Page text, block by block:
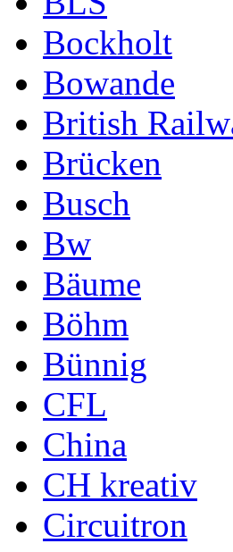
Bockholt
Bowande
British
Brücken
Busch
Bw
Bäume
Böhm
Bünnig
CFL
China
CH kreativ
Circuitron